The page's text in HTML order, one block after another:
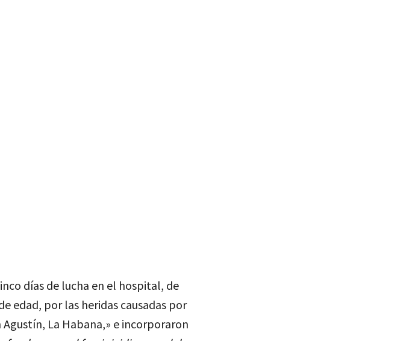
días de lucha en el hospital, de
edad, por las heridas causadas por
La Habana,» e incorporaron